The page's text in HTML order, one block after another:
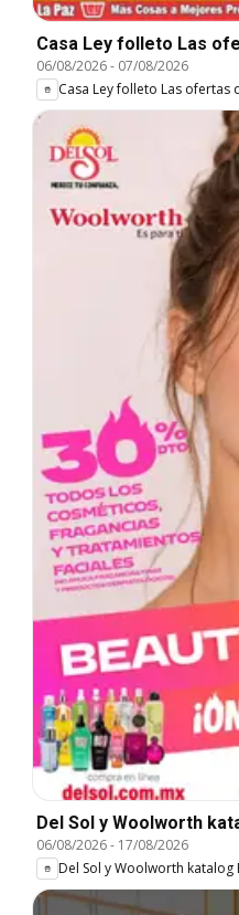
Casa Ley folleto Las
06/08/2026- 07/08/2026
Casa Ley folleto Las ofertas
Del Sol y Woolworth
06/08/2026- 17/08/2026
Del Sol y Woolworth katalog